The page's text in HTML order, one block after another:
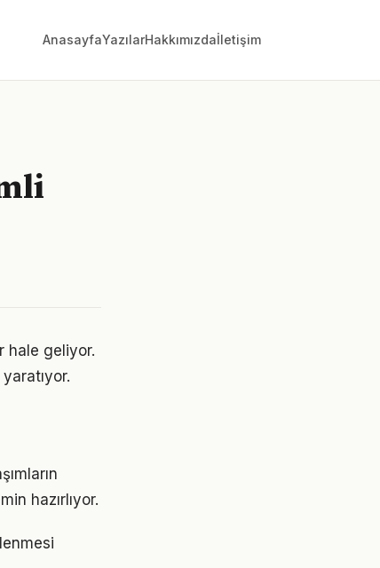
AnasayfaYazılarHakkımızdaİletişim
hale geliyor.
hazırlıyor.